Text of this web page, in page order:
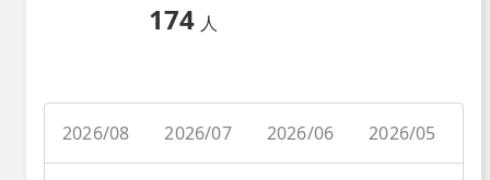
174 人
2026/08 2026/07 2026/06 2026/05